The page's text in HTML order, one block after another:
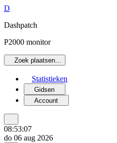
D
Dashpatch
P2000 monitor
Zoek plaatsen…
Statistieken
Gidsen
Account
08:53:07
do 06 aug 2026